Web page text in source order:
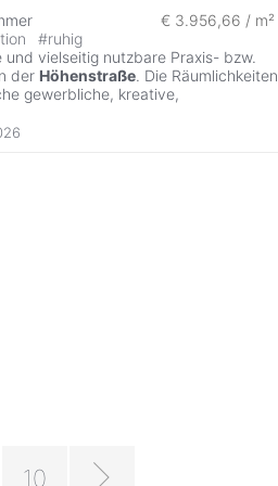
€ 3.956,66 / m²
#ruhig
vielseitig nutzbare Praxis- bzw.
der Höhenstraße. Die Räumlichkeiten
gewerbliche, kreative,
10